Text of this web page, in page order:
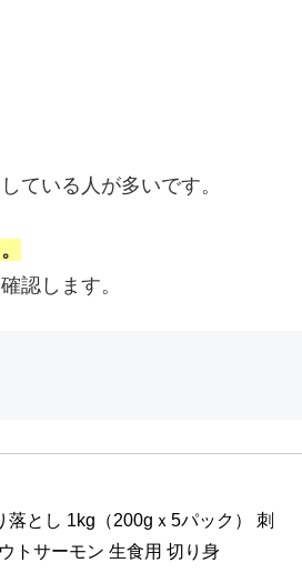
ている人が多いです。
認します。
とし 1kg（200gｘ5パック） 刺
トサーモン 生食用 切り身